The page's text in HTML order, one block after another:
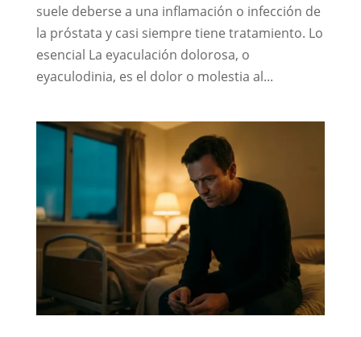
suele deberse a una inflamación o infección de
la próstata y casi siempre tiene tratamiento. Lo
esencial La eyaculación dolorosa, o
eyaculodinia, es el dolor o molestia al...